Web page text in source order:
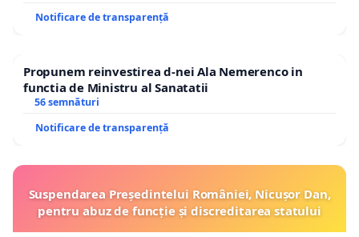
Notificare de transparență
Propunem reinvestirea d-nei Ala Nemerenco in
functia de Ministru al Sanatatii
56 semnături
Notificare de transparență
Suspendarea Președintelui României, Nicușor Dan,
pentru abuz de funcție și discreditarea statului